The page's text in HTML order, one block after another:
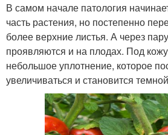
В самом начале патология
часть растения, но постепенно
более верхние листья. А через
проявляются и на плодах. Под
небольшое уплотнение, которое
увеличиваться и становится